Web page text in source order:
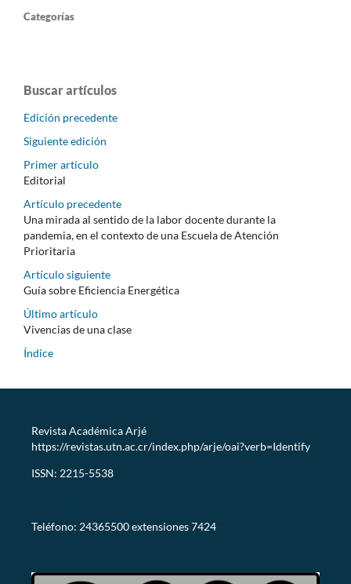
Categorías
Buscar artículos
Edición precedente
Siguiente edición
Primer artículo
Editorial
Artículo precedente
Una mirada al sentido de la labor docente durante la
pandemia, en el contexto de una Escuela de Atención
Prioritaria
Artículo siguiente
Guía sobre Eficiencia Energética
Último artículo
Vivencias de una clase
Índice
Revista Académica Arjé
https://revistas.utn.ac.cr/index.php/arje/oai?verb=Identify
ISSN: 2215-5538
Teléfono: 24365500 extensiones 7424